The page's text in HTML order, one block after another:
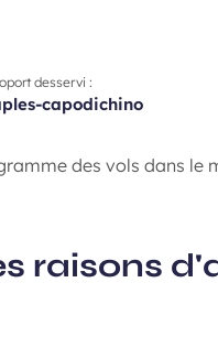
desservi :
capodichino
des vols dans le
raisons